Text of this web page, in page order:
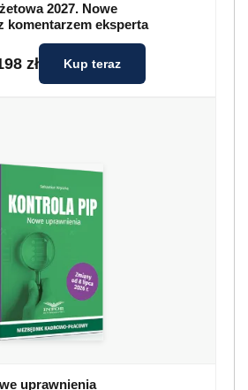
2027. Nowe
komentarzem eksperta
zł Kup teraz
uprawnienia